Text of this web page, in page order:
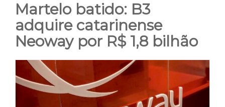
Martelo batido: B3
adquire catarinense
Neoway por R$ 1,8 bilhão
View
Larger
Image